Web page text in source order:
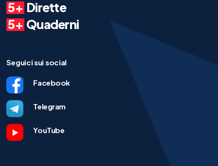
5+ Dirette
5+ Quaderni
Seguici sui social
Facebook
Telegram
YouTube